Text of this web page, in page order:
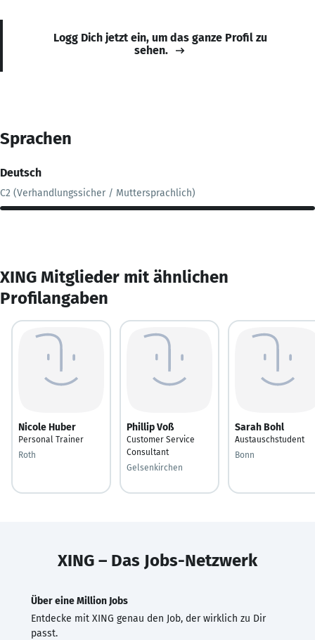
Logg Dich jetzt ein, um das ganze Profil zu
sehen.
Sprachen
Deutsch
C2 (Verhandlungssicher / Muttersprachlich)
XING Mitglieder mit ähnlichen
Profilangaben
Nicole Huber
Personal Trainer
Roth
Phillip Voß
Customer Service
Consultant
Gelsenkirchen
Sarah Bohl
Austauschstudent
Bonn
XING – Das Jobs-Netzwerk
Über eine Million Jobs
Entdecke mit XING genau den Job, der wirklich zu Dir
passt.